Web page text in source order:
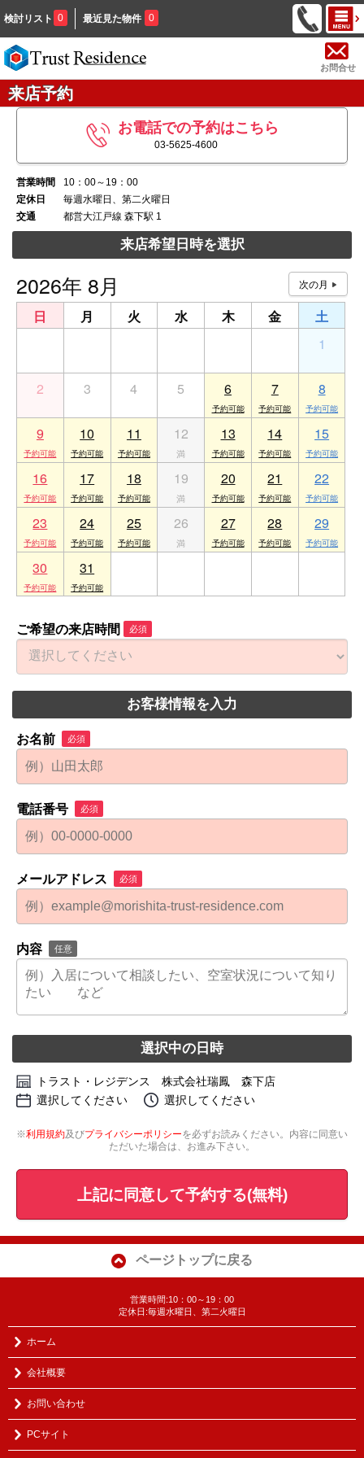
検討リスト 0 最近見た物件 0
お問合せ
来店予約
お電話での予約はこちら
03-5625-4600
営業時間
10：00～19：00
定休日
毎週水曜日、第二火曜日
交通
都営大江戸線 森下駅 1
来店希望日時を選択
2026年 8月
日 月 火 水 木 金
土
1
2 3 4 5 6 7 8
9 10 11 12 13 14 15
16 17 18 19 20 21 22
23 24 25 26 27 28 29
30 31
ご希望の来店時間 必須
お客様情報を入力
お名前 必須
電話番号 必須
メールアドレス 必須
内容 任意
選択中の日時
トラスト・レジデンス 株式会社瑞鳳 森下店
選択してください
選択してください
※利用規約及びプライバシーポリシーを必ずお読みください。内容に同意い
ただいた場合は、お進み下さい。
上記に同意して予約する(無料)
ページトップに戻る
営業時間:10：00～19：00
定休日:毎週水曜日、第二火曜日
ホーム
会社概要
お問い合わせ
PCサイト